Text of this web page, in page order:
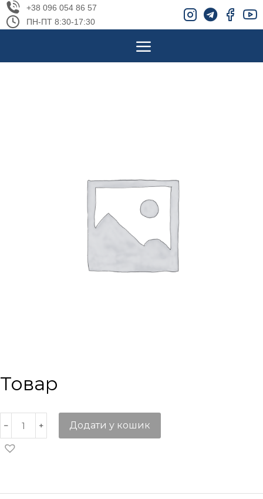
+38 096 054 86 57
ПН-ПТ 8:30-17:30
Товар
Додати у кошик